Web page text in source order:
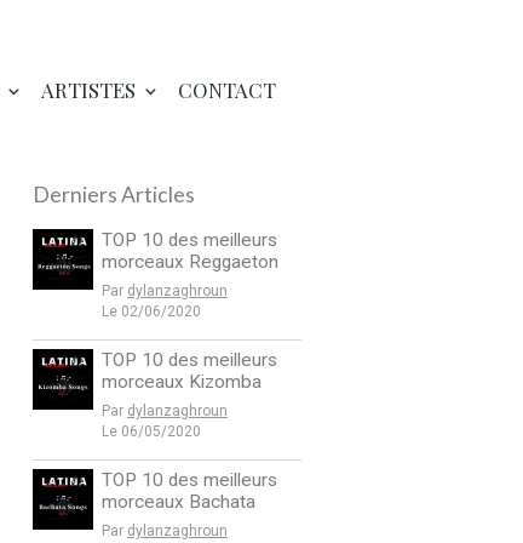
ARTISTES CONTACT
Derniers Articles
TOP 10 des meilleurs
morceaux Reggaeton
Par dylanzaghroun
Le 02/06/2020
TOP 10 des meilleurs
morceaux Kizomba
Par dylanzaghroun
Le 06/05/2020
TOP 10 des meilleurs
morceaux Bachata
Par dylanzaghroun